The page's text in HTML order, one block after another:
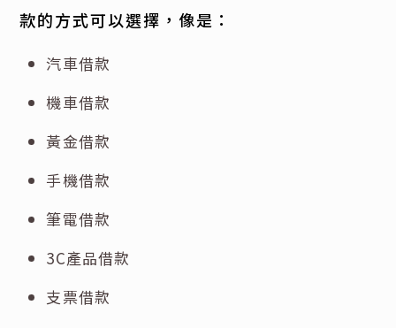
款的方式可以選擇，像是：
汽車借款
機車借款
黃金借款
手機借款
筆電借款
3C產品借款
支票借款